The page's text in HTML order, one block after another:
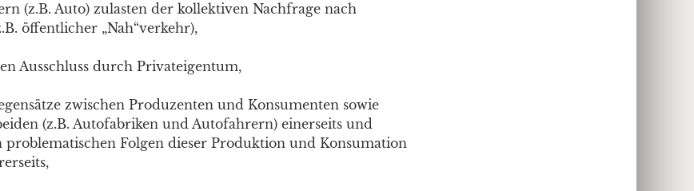
(z.B. Auto) zulasten der kollektiven Nachfrage nach
öffentlicher „Nah“verkehr),
Ausschluss durch Privateigentum,
zwischen Produzenten und Konsumenten sowie
(z.B. Autofabriken und Autofahrern) einerseits und
Folgen dieser Produktion und Konsumation